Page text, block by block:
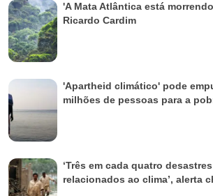
'A Mata Atlântica está
Ricardo Cardim
'Apartheid climático' pode
milhões de pessoas para a
‘Três em cada quatro
relacionados ao clima’, alerta